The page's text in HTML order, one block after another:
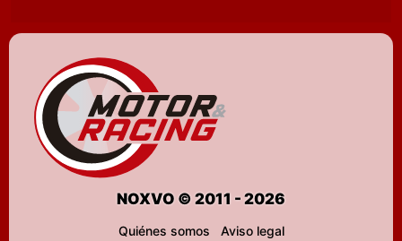
NOXVO © 2011 - 2026
Quiénes somos
Aviso legal